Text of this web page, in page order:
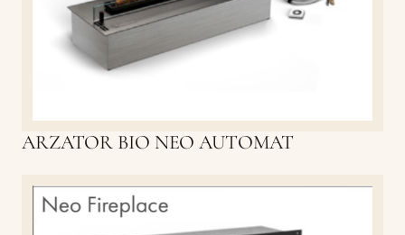
ARZATOR BIO NEO AUTOMAT